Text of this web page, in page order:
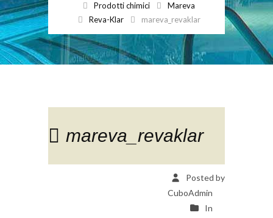
Prodotti chimici
Mareva
Reva-Klar
mareva_revaklar
mareva_revaklar
Posted by
CuboAdmin
In